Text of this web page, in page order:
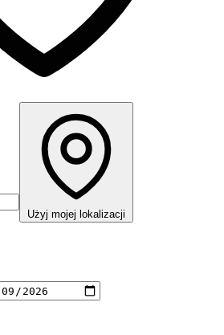
Użyj mojej lokalizacji